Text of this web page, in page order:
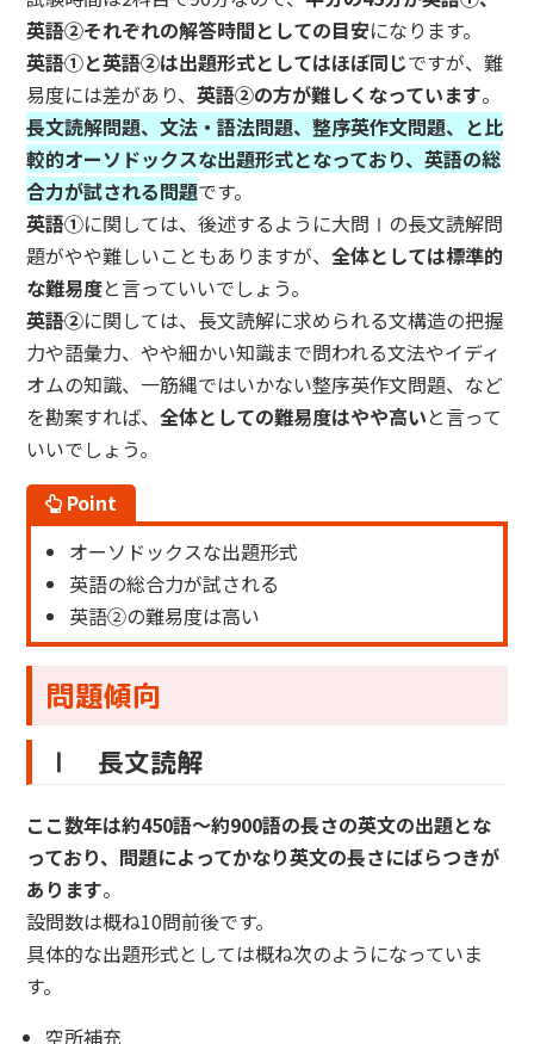
英語②それぞれの解答時間としての目安になります。
英語①と英語②は出題形式としてはほぼ同じですが、難
易度には差があり、英語②の方が難しくなっています。
長文読解問題、文法・語法問題、整序英作文問題、と比
較的オーソドックスな出題形式となっており、英語の総
合力が試される問題です。
英語①に関しては、後述するように大問Ⅰの長文読解問
題がやや難しいこともありますが、全体としては標準的
な難易度と言っていいでしょう。
英語②に関しては、長文読解に求められる文構造の把握
力や語彙力、やや細かい知識まで問われる文法やイディ
オムの知識、一筋縄ではいかない整序英作文問題、など
を勘案すれば、全体としての難易度はやや高いと言って
いいでしょう。
Point
オーソドックスな出題形式
英語の総合力が試される
英語②の難易度は高い
問題傾向
Ⅰ 長文読解
ここ数年は約450語～約900語の長さの英文の出題とな
っており、問題によってかなり英文の長さにばらつきが
あります。
設問数は概ね10問前後です。
具体的な出題形式としては概ね次のようになっていま
す。
空所補充